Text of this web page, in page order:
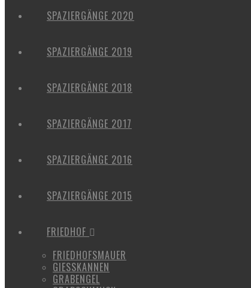
SPAZIERGÄNGE 2020
SPAZIERGÄNGE 2019
SPAZIERGÄNGE 2018
SPAZIERGÄNGE 2017
SPAZIERGÄNGE 2016
SPAZIERGÄNGE 2015
FRIEDHOF
FRIEDHOFSMAUER
GIESSKANNEN
GRABENGEL